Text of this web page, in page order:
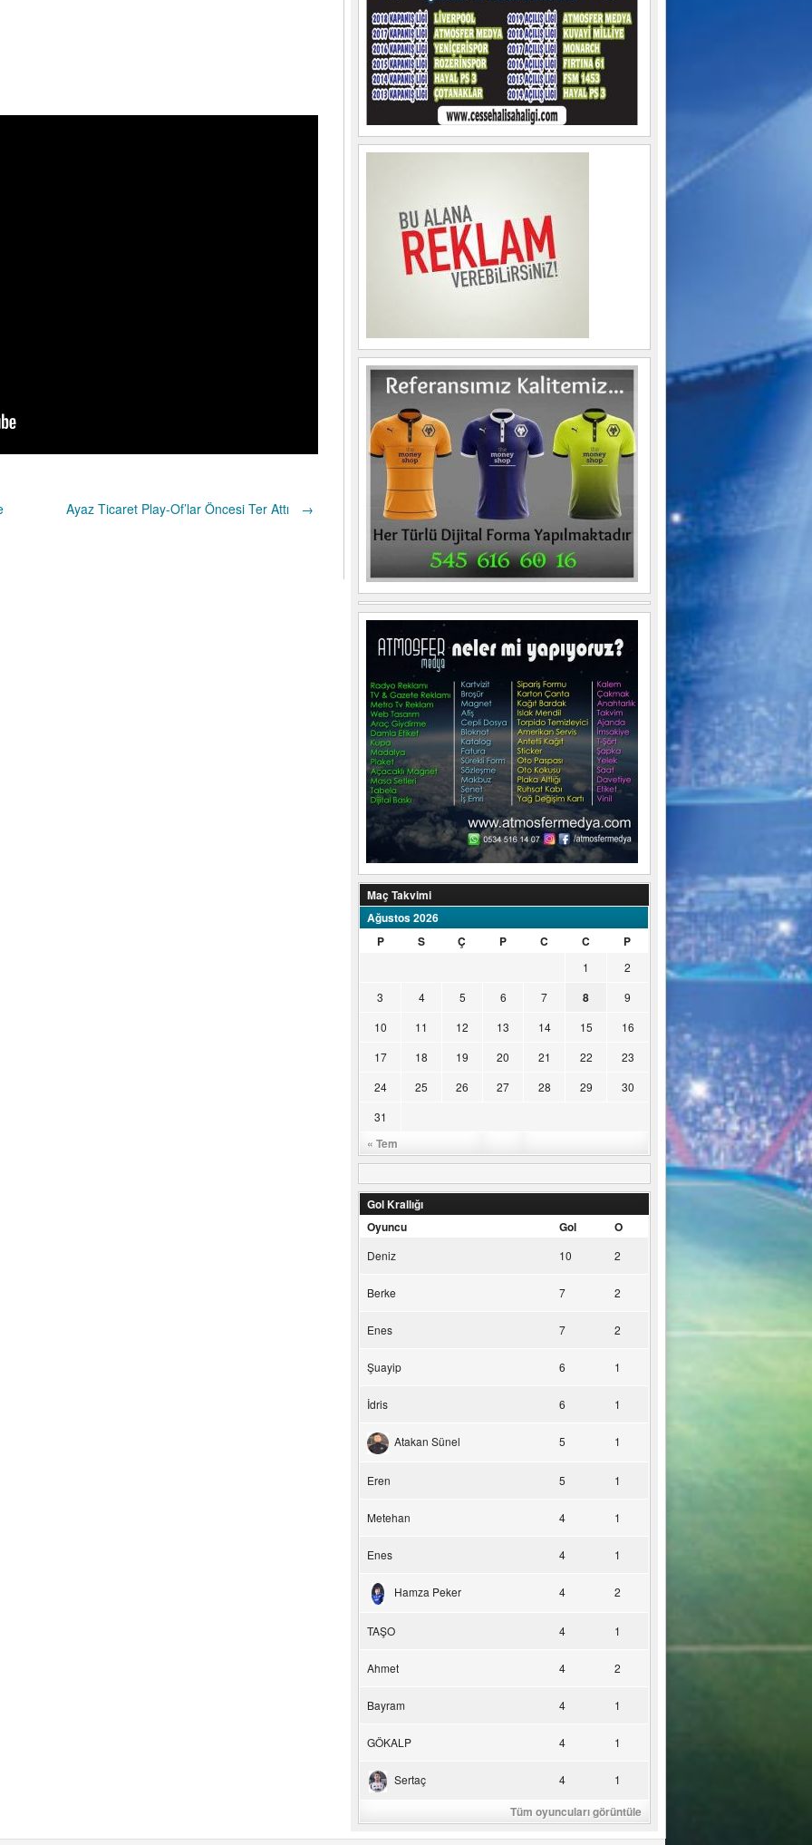
Ayaz Ticaret Play-Of’lar Öncesi Ter Attı →
Maç Takvimi
Ağustos 2026
P
S Ç P C C P
« Tem
1
2
3
4 5 6 7 8
9
10
11 12 13 14 15
16
17
18 19 20 21 22
23
24
25 26 27 28 29
30
31
Gol Krallığı
Oyuncu
Gol O
Deniz 10 2
Berke 7 2
Enes 7 2
Şuayip 6 1
İdris 6 1
Atakan Sünel 5 1
Eren 5 1
Metehan 4 1
Enes 4 1
Hamza Peker 4 2
TAŞO 4 1
Ahmet 4 2
Bayram 4 1
GÖKALP 4 1
Sertaç 4 1
Tüm oyuncuları görüntüle